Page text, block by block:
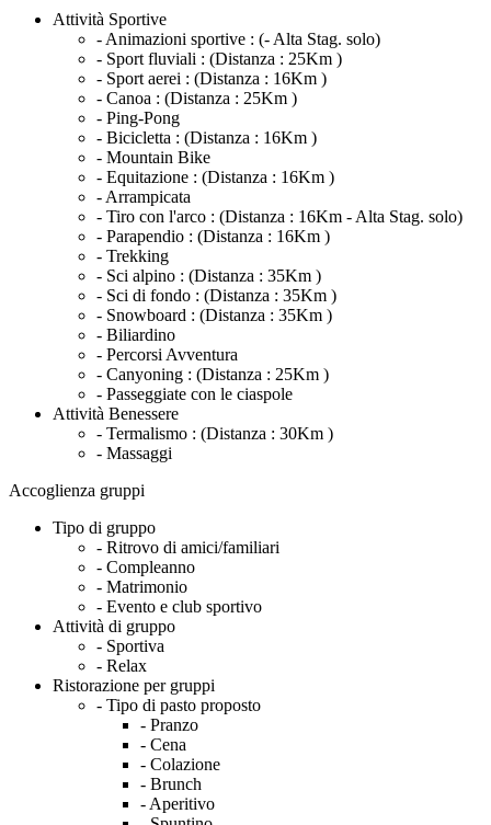
Attività Sportive
- Animazioni sportive : (- Alta Stag. solo)
- Sport fluviali : (Distanza : 25Km )
- Sport aerei : (Distanza : 16Km )
- Canoa : (Distanza : 25Km )
- Ping-Pong
- Bicicletta : (Distanza : 16Km )
- Mountain Bike
- Equitazione : (Distanza : 16Km )
- Arrampicata
- Tiro con l'arco : (Distanza : 16Km - Alta Stag. solo)
- Parapendio : (Distanza : 16Km )
- Trekking
- Sci alpino : (Distanza : 35Km )
- Sci di fondo : (Distanza : 35Km )
- Snowboard : (Distanza : 35Km )
- Biliardino
- Percorsi Avventura
- Canyoning : (Distanza : 25Km )
- Passeggiate con le ciaspole
Attività Benessere
- Termalismo : (Distanza : 30Km )
- Massaggi
Accoglienza gruppi
Tipo di gruppo
- Ritrovo di amici/familiari
- Compleanno
- Matrimonio
- Evento e club sportivo
Attività di gruppo
- Sportiva
- Relax
Ristorazione per gruppi
- Tipo di pasto proposto
- Pranzo
- Cena
- Colazione
- Brunch
- Aperitivo